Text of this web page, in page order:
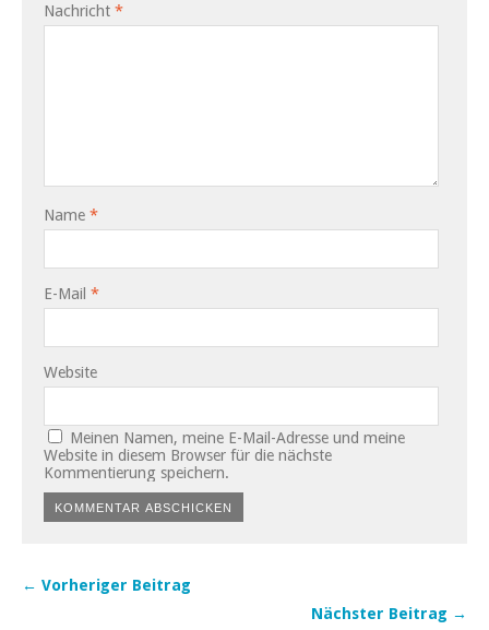
Nachricht *
Name *
E-Mail *
Website
Meinen Namen, meine E-Mail-Adresse und meine
Website in diesem Browser für die nächste
Kommentierung speichern.
← Vorheriger Beitrag
Nächster Beitrag →